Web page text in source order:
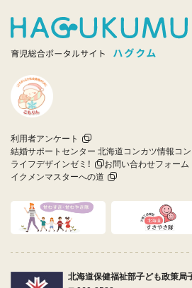
利用者アンケート
結婚サポートセンター 北海道コンカツ情報コ
ライフデザインゼミ！
お問い合わせフォーム
イクメンマスターへの道
北海道保健福祉部子ども政策局